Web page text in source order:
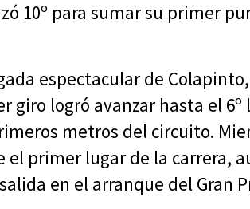
10º para sumar su primer
espectacular de
giro logró avanzar hasta el 6º
metros del circuito.
primer lugar de la carrera,
en el arranque del Gran